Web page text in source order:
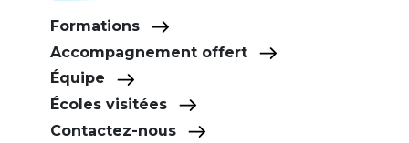
Formations
Accompagnement offert
Équipe
Écoles visitées
Contactez-nous